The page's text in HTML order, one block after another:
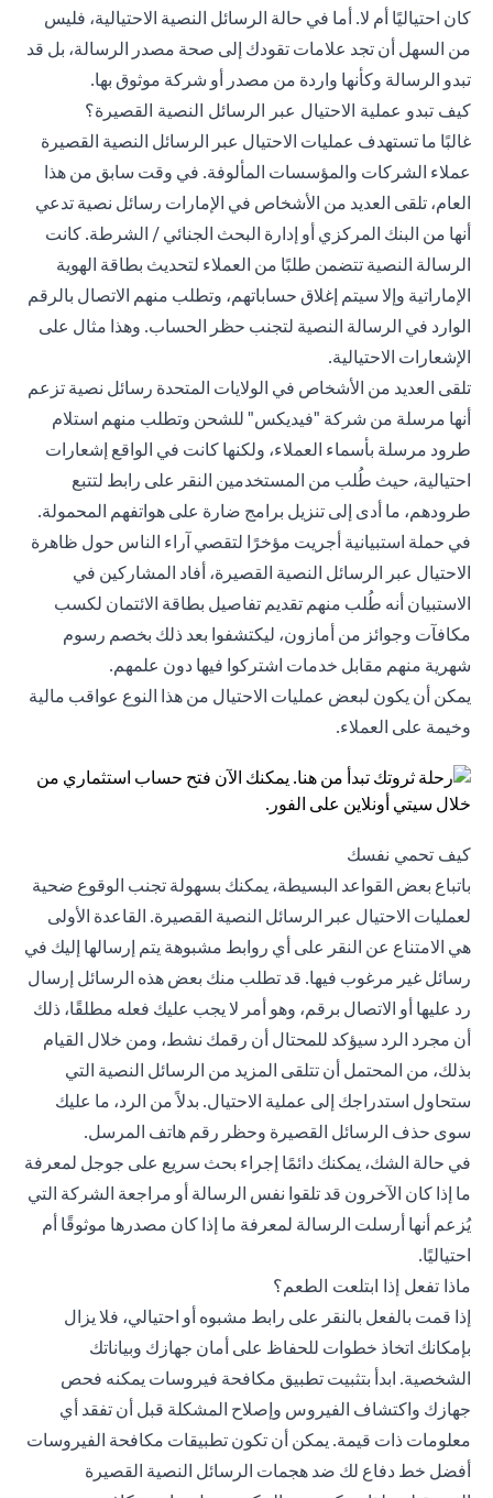
كان احتياليًا أم لا. أما في حالة الرسائل النصية الاحتيالية، فليس
من السهل أن تجد علامات تقودك إلى صحة مصدر الرسالة، بل قد
تبدو الرسالة وكأنها واردة من مصدر أو شركة موثوق بها.
كيف تبدو عملية الاحتيال عبر الرسائل النصية القصيرة؟
غالبًا ما تستهدف عمليات الاحتيال عبر الرسائل النصية القصيرة
عملاء الشركات والمؤسسات المألوفة. في وقت سابق من هذا
العام، تلقى العديد من الأشخاص في الإمارات رسائل نصية تدعي
أنها من البنك المركزي أو إدارة البحث الجنائي / الشرطة. كانت
الرسالة النصية تتضمن طلبًا من العملاء لتحديث بطاقة الهوية
الإماراتية وإلا سيتم إغلاق حساباتهم، وتطلب منهم الاتصال بالرقم
الوارد في الرسالة النصية لتجنب حظر الحساب. وهذا مثال على
الإشعارات الاحتيالية.
تلقى العديد من الأشخاص في الولايات المتحدة رسائل نصية تزعم
أنها مرسلة من شركة "فيديكس" للشحن وتطلب منهم استلام
طرود مرسلة بأسماء العملاء، ولكنها كانت في الواقع إشعارات
احتيالية، حيث طُلب من المستخدمين النقر على رابط لتتبع
طرودهم، ما أدى إلى تنزيل برامج ضارة على هواتفهم المحمولة.
في حملة استبيانية أجريت مؤخرًا لتقصي آراء الناس حول ظاهرة
الاحتيال عبر الرسائل النصية القصيرة، أفاد المشاركين في
الاستبيان أنه طُلب منهم تقديم تفاصيل بطاقة الائتمان لكسب
مكافآت وجوائز من أمازون، ليكتشفوا بعد ذلك بخصم رسوم
شهرية منهم مقابل خدمات اشتركوا فيها دون علمهم.
يمكن أن يكون لبعض عمليات الاحتيال من هذا النوع عواقب مالية
وخيمة على العملاء.
كيف تحمي نفسك
باتباع بعض القواعد البسيطة، يمكنك بسهولة تجنب الوقوع ضحية
لعمليات الاحتيال عبر الرسائل النصية القصيرة. القاعدة الأولى
هي الامتناع عن النقر على أي روابط مشبوهة يتم إرسالها إليك في
رسائل غير مرغوب فيها. قد تطلب منك بعض هذه الرسائل إرسال
رد عليها أو الاتصال برقم، وهو أمر لا يجب عليك فعله مطلقًا، ذلك
أن مجرد الرد سيؤكد للمحتال أن رقمك نشط، ومن خلال القيام
بذلك، من المحتمل أن تتلقى المزيد من الرسائل النصية التي
ستحاول استدراجك إلى عملية الاحتيال. بدلاً من الرد، ما عليك
سوى حذف الرسائل القصيرة وحظر رقم هاتف المرسل.
في حالة الشك، يمكنك دائمًا إجراء بحث سريع على جوجل لمعرفة
ما إذا كان الآخرون قد تلقوا نفس الرسالة أو مراجعة الشركة التي
يُزعم أنها أرسلت الرسالة لمعرفة ما إذا كان مصدرها موثوقًا أم
احتياليًا.
ماذا تفعل إذا ابتلعت الطعم؟
إذا قمت بالفعل بالنقر على رابط مشبوه أو احتيالي، فلا يزال
بإمكانك اتخاذ خطوات للحفاظ على أمان جهازك وبياناتك
الشخصية. ابدأ بتثبيت تطبيق مكافحة فيروسات يمكنه فحص
جهازك واكتشاف الفيروس وإصلاح المشكلة قبل أن تفقد أي
معلومات ذات قيمة. يمكن أن تكون تطبيقات مكافحة الفيروسات
أفضل خط دفاع لك ضد هجمات الرسائل النصية القصيرة